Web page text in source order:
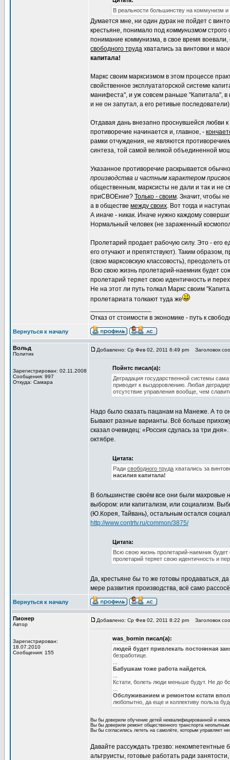
В реальности большинству на коммунизм
Думается мне, ни один дурак не пойдет с
крестьяне, понимало под коммунизмом строго
понимание коммунизма, в свое время
свободного труда хватались за винтовки и
капитала!
Маркс своим марксизмом в этом процессе
свойственное эксплуататорской системе
манифеста", и уж совсем раньше "Капитала",
и не он запутал, а его ретивые
Отдавая дань внезапно проснувшейся любви к
противоречие начинается и, главное, -
рамки отчуждения, не являются
синтеза, той самой великой объединенной
Указанное противоречие раскрывается
производства и частным характером
общественным, марксисты не дали и так и не
приСВОЕние? Только - своим. Значит, чтобы
а в обществе между своих. Вот тогда и
А иначе - никак. Иначе нужно каждому
Нормальный человек (не зараженный
Пролетарий продает рабочую силу. Это - его
его отучают и препятствуют). Таким образом,
(свою марксовскую классовость), преодолеть
Всю свою жизнь пролетарий-наемник будет
пролетарий теряет свою идентичность и
Не на этот ли путь толкал Маркс своим
пролетариата толкают туда же
Отказ от стоимости в экономике - путь к
Вернуться к началу
Вольд
Политик
Зарегистрирован: 02.11.2008
Сообщения: 997
Откуда: Самара
Добавлено: Ср Фев 02, 2011 6:49 pm Заголовок
Пойнтс писал(а):
Деградация государственной системы
приводит к выздоровлению. Любая
отсутствие управления вообще, чем
Надо было сказать пацанам на Манеже. А то
Бывают разные варианты. Всё больше
сказал очевидец: «Россия сдулась за три
октябре.
Цитата:
Ради свободного труда хватались за
насилия капитала!
В большинстве своём все они были махровые
выбором: или капитализм, или социализм.
(Ю.Корея, Тайвань), остальным остался
http://www.contrtv.ru/common/3875/
Цитата:
Всю свою жизнь пролетарий-наемник
пролетарий теряет свою идентичность и
Да, крестьяне бы то же готовы продаваться,
мере развития производства, всё само
Вернуться к началу
Пионер
Автор
Зарегистрирован:
18.07.2010
Сообщения: 155
Добавлено: Ср Фев 02, 2011 8:22 pm Заголовок
was_bornin писал(а):
людей будет привлекать постоянная
безработице.
Бабушкам тоже работа найдется.
Кстати, болеть люди меньше будут. Не до
Обслуживанием и ремонтом кстати
любопытно, да еще и коллективу польза
Вы бы доверили обучение детей неквалифицированной и
Вы бы доверили ремонт общественного транспорта
Вы бы согласились лететь на самолёте, которым управляет
Давайте рассуждать трезво:
альтруисты, готовые работать ради